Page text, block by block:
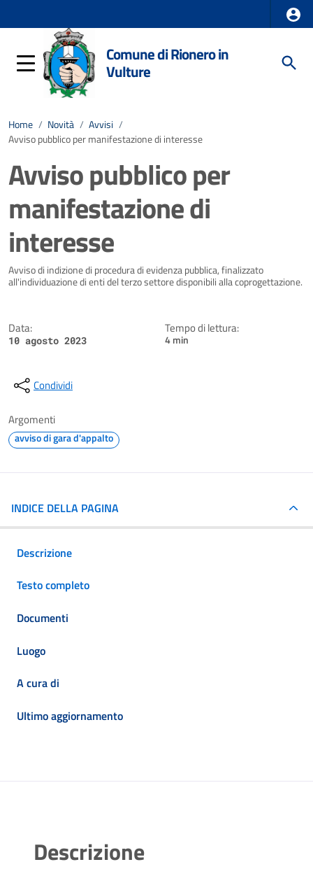
Comune di Rionero in
Vulture
Home / Novità / Avvisi /
Avviso pubblico per manifestazione di interesse
Avviso pubblico per
manifestazione di
interesse
Dettagli della notizia
Avviso di indizione di procedura di evidenza pubblica, finalizzato
all'individuazione di enti del terzo settore disponibili alla coprogettazione.
Data:
10 agosto 2023
Tempo di lettura:
4 min
Condividi
Argomenti
avviso di gara d'appalto
INDICE DELLA PAGINA
Descrizione
Testo completo
Documenti
Luogo
A cura di
Ultimo aggiornamento
Descrizione